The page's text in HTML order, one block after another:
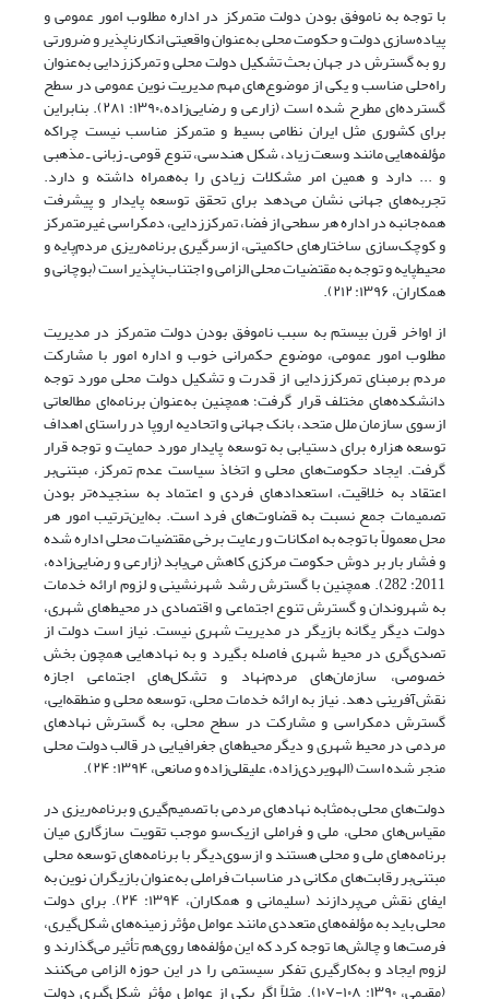
با توجه به ناموفق بودن دولت متمرکز در اداره‌ مطلوب امور عمومی و
پیاده‌سازی دولت و حکومت محلی به‌عنوان واقعیتی انکارناپذیر و ضرورتی
رو به گسترش در جهان بحث تشکیل دولت محلی و تمرکززدایی به‌عنوان
راه‌حلی مناسب و یکی از موضوع‌های مهم مدیریت نوین عمومی در سطح
گسترده‌ای مطرح ‌شده است (زارعی و رضایی‌زاده،۱۳۹۰: ۲۸۱). بنابراین
برای کشوری مثل ایران نظامی بسیط و متمرکز مناسب نیست چراکه
مؤلفه‌هایی مانند وسعت زیاد، شکل هندسی، تنوع قومی‌ ـ‌ زبانی ‌ـ‌ مذهبی
و ... دارد و همین امر مشکلات زیادی را به‌همراه داشته و دارد.
تجربه‌های جهانی نشان می‌دهد برای تحقق توسعه پایدار و پیشرفت
همه‌جانبه در اداره هر سطحی از فضا، تمرکززدایی، دمکراسی غیرمتمرکز
و کوچک‌سازی ساختارهای حاکمیتی، ازسرگیری برنامه‌ریزی مردم‌پایه و
محیط‌پایه و توجه به مقتضیات محلی الزامی و اجتناب‌ناپذیر است (بوچانی و
همکاران، ۱۳۹۶: ۲۱۲).
از اواخر قرن بیستم به سبب ناموفق بودن دولت متمرکز در مدیریت
مطلوب امور عمومی، موضوع حکمرانی خوب و اداره‌ امور با مشارکت
مردم بر‌مبنای تمرکززدایی از قدرت و تشکیل دولت محلی مورد توجه
دانشکده‌های مختلف قرار گرفت؛ همچنین به‌عنوان برنامه‌ای مطالعاتی
ازسوی سازمان ملل متحد، بانک جهانی و اتحادیه‌ اروپا در راستای اهداف
توسعه هزاره برای دستیابی به توسعه‌ پایدار مورد حمایت و توجه قرار
گرفت. ایجاد حکومت‌های محلی و اتخاذ سیاست عدم تمرکز، مبتنی‌بر
اعتقاد به خلاقیت، استعدادهای فردی و اعتماد به سنجیده‌تر بودن
تصمیمات جمع نسبت به قضاوت‌های فرد است. به‌این‌ترتیب امور هر
محل معمولاً با توجه به امکانات و رعایت برخی مقتضیات محلی اداره شده
و فشار بار بر دوش حکومت مرکزی کاهش می‌یابد (زارعی و رضایی‌زاده،
2011: 282). همچنین با گسترش رشد شهرنشینی و لزوم ارائه خدمات
به شهروندان و گسترش تنوع اجتماعی و اقتصادی در محیط‌های شهری،
دولت دیگر یگانه بازیگر در مدیریت شهری نیست. نیاز است دولت از
تصدی‌گری در محیط شهری فاصله بگیرد و به نهادهایی همچون بخش
خصوصی، سازمان‌های مردم‌نهاد و تشکل‌های اجتماعی اجازه
نقش‌آفرینی دهد. نیاز به ارائه خدمات محلی، توسعه محلی و منطقه‌ایی،
گسترش دمکراسی و مشارکت در سطح محلی، به گسترش نهادهای
مردمی در محیط شهری و دیگر محیط‌های جغرافیایی در قالب دولت محلی
منجر شده است (الهویردی‌زاده، علیقلی‌زاده و صانعی، ۱۳۹۴: ۲۴).
دولت‌های محلی به‌مثابه نهادهای مردمی با تصمیم‌گیری و برنامه‌ریزی در
مقیاس‌های محلی، ملی و فراملی ازیک‌سو موجب تقویت سازگاری میان
برنامه‌های ملی و محلی هستند و ازسوی‌دیگر با برنامه‌های توسعه محلی
مبتنی‌بر رقابت‌های مکانی در مناسبات فراملی به‌عنوان بازیگران نوین به
ایفای نقش می‌پردازند (سلیمانی و همکاران، ۱۳۹۴: ۲۴). برای دولت
محلی باید به مؤلفه‌های متعددی مانند عوامل مؤثر زمینه‌های شکل‌گیری،
فرصت‌ها و چالش‌ها توجه کرد که این مؤلفه‌ها روی‌هم تأثیر می‌گذارند و
لزوم ایجاد و به‌کارگیری تفکر سیستمی را در این حوزه الزامی می‌کنند
(مقیمی، ۱۳۹۰: ۱۰۸-۱۰۷). مثلاً اگر یکی از عوامل مؤثر شکل‌گیری دولت